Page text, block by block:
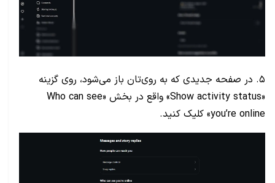
۵. در صفحه جدیدی که به‌ روی‌تان باز می‌شود، روی گزینه
«Show activity status» واقع در بخش «Who can see
you’re online» کلیک کنید.